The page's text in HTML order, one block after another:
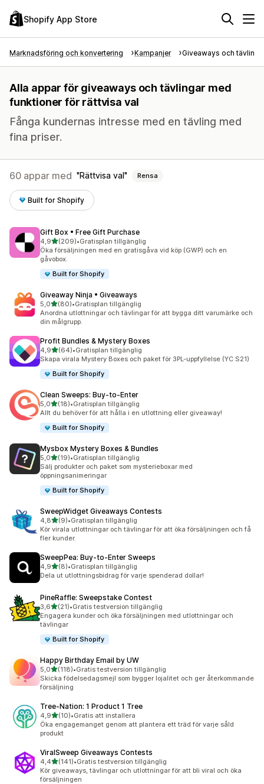
Shopify App Store
Marknadsföring och konvertering Kampanjer Giveaways och
Alla appar för giveaways och tävlingar med
funktioner för rättvisa val
Fånga kundernas intresse med en tävling med
fina priser.
60 appar med Rättvisa val Rensa
Built for Shopify
Gift Box • Free Gift Purchase
4,9av 5 stjärnor
(209)
209 recensioner totalt
•Gratisplan tillgänglig
Öka försäljningen med en gratisgåva vid köp (GWP) och en
gåvobox.
Built for Shopify
Giveaway Ninja • Giveaways
5,0av 5 stjärnor
(80)
80 recensioner totalt
•Gratisplan tillgänglig
Anordna utlottningar och tävlingar för att bygga ditt varumärke och
din målgrupp.
Profit Bundles & Mystery Boxes
4,9av 5 stjärnor
(64)
64 recensioner totalt
•Gratisplan tillgänglig
Skapa virala Mystery Boxes och paket för 3PL-uppfyllelse (YC S21)
Built for Shopify
Clean Sweeps: Buy‑to‑Enter
5,0av 5 stjärnor
(18)
18 recensioner totalt
•Gratisplan tillgänglig
Allt du behöver för att hålla i en utlottning eller giveaway!
Built for Shopify
Mysbox Mystery Boxes & Bundles
5,0av 5 stjärnor
(19)
19 recensioner totalt
•Gratisplan tillgänglig
Sälj produkter och paket som mysterieboxar med
öppningsanimeringar
Built for Shopify
SweepWidget Giveaways Contests
4,8av 5 stjärnor
(9)
9 recensioner totalt
•Gratisplan tillgänglig
Kör virala utlottningar och tävlingar för att öka försäljningen och få
fler kunder.
SweepPea: Buy‑to‑Enter Sweeps
4,9av 5 stjärnor
(8)
8 recensioner totalt
•Gratisplan tillgänglig
Dela ut utlottningsbidrag för varje spenderad dollar!
PineRaffle: Sweepstake Contest
3,6av 5 stjärnor
(21)
21 recensioner totalt
•Gratis testversion tillgänglig
Engagera kunder och öka försäljningen med utlottningar och
tävlingar
Built for Shopify
Happy Birthday Email by UW
5,0av 5 stjärnor
(118)
118 recensioner totalt
•Gratis testversion tillgänglig
Skicka födelsedagsmejl som bygger lojalitet och ger återkommande
försäljning
Tree‑Nation: 1 Product 1 Tree
4,9av 5 stjärnor
(10)
10 recensioner totalt
•Gratis att installera
Öka engagemanget genom att plantera ett träd för varje såld
produkt
ViralSweep Giveaways Contests
4,4av 5 stjärnor
(141)
141 recensioner totalt
•Gratis testversion tillgänglig
Kör giveaways, tävlingar och utlottningar för att bli viral och öka
försäljningen